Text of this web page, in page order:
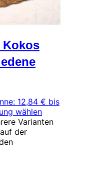
Kokos
12,84 € bis
wählen
Varianten
der